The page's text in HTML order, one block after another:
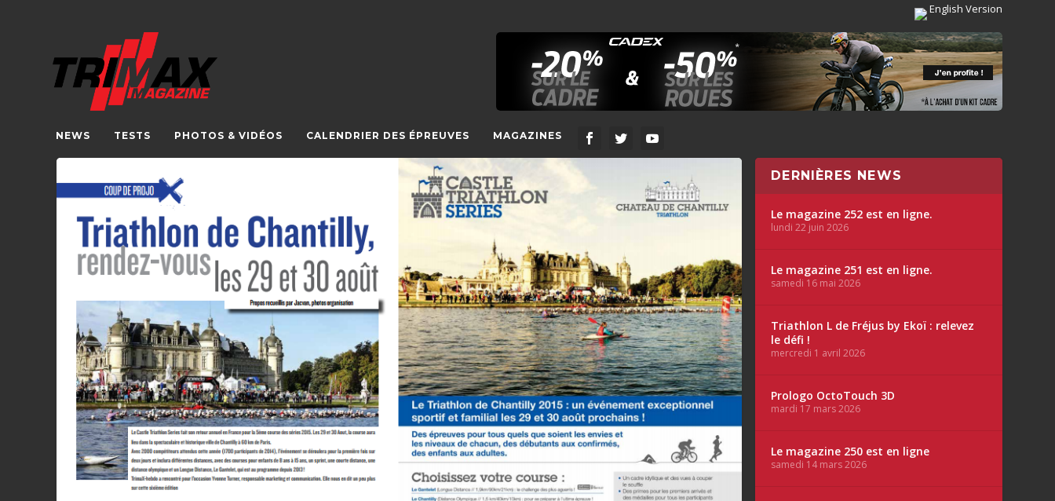
English Version
NEWS TESTS PHOTOS & VIDÉOS CALENDRIER DES ÉPREUVES MAGAZINES
DERNIÈRES NEWS
Le magazine 252 est en ligne.
lundi 22 juin 2026
Le magazine 251 est en ligne.
samedi 16 mai 2026
Triathlon L de Fréjus by Ekoï : relevez
le défi !
mercredi 1 avril 2026
Prologo OctoTouch 3D
mardi 17 mars 2026
Le magazine 250 est en ligne
samedi 14 mars 2026